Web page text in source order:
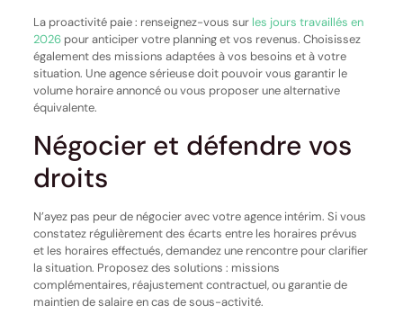
La proactivité paie : renseignez-vous sur les jours travaillés en
2026pour anticiper votre planning et vos revenus. Choisissez
également des missions adaptées à vos besoins et à votre
situation. Une agence sérieuse doit pouvoir vous garantir le
volume horaire annoncé ou vous proposer une alternative
équivalente.
Négocier et défendre vos
droits
N’ayez pas peur de négocier avec votre agence intérim. Si vous
constatez régulièrement des écarts entre les horaires prévus
et les horaires effectués, demandez une rencontre pour clarifier
la situation. Proposez des solutions : missions
complémentaires, réajustement contractuel, ou garantie de
maintien de salaire en cas de sous-activité.